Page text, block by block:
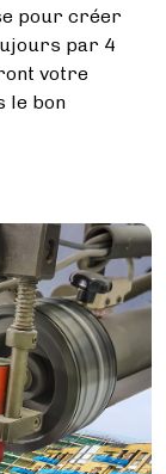
pour créer
par 4
votre
le bon